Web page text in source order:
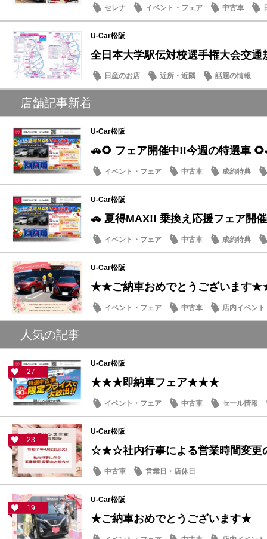
セレナ イベント・フェア 中古車
U-Car松阪
全日本大学駅伝対校選手権大会交通
日産のお店 近所・近隣 話題の情報
店舗記事新着
U-Car松阪
🚗🌻 フェア開催中!!今週の特選車
イベント・フェア 中古車 成約特典
U-Car松阪
🚗 夏得MAX!! 乗換え応援フェア開
イベント・フェア 中古車 成約特典
U-Car松阪
★★ご納車おめでとうございます
イベント・フェア 中古車 店内イベント
人気の記事
27
U-Car松阪
★★★即納車フェア★★★
イベント・フェア 中古車 セール情報
23
U-Car松阪
☆★☆社内行事による営業時間変
中古車 営業日・店休日
19
U-Car松阪
★ご納車おめでとうございます★